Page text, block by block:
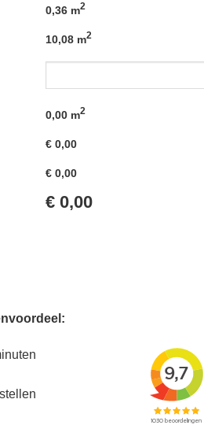
0,36 m2
10,08 m2
0,00 m2
€0,00
€0,00
€ 0,00